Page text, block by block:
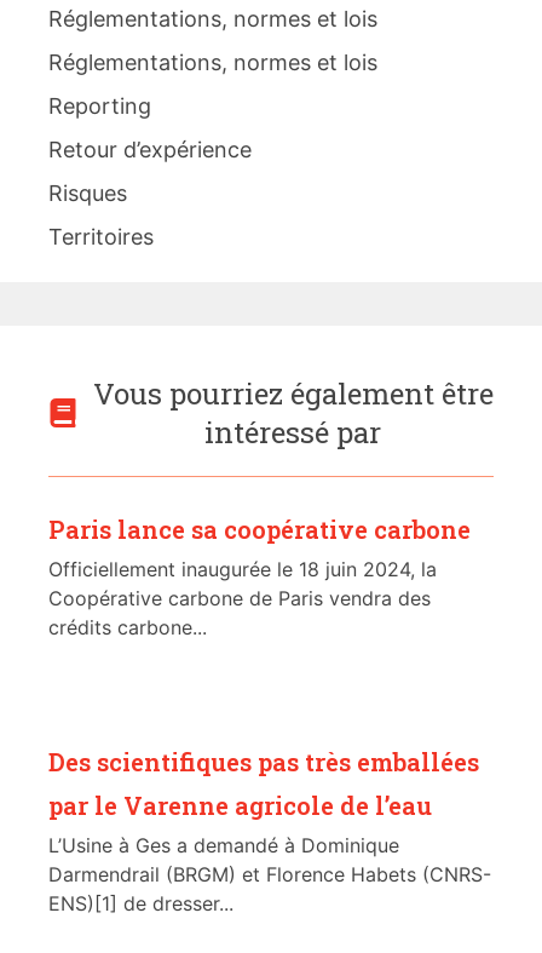
Réglementations, normes et lois
Réglementations, normes et lois
Reporting
Retour d’expérience
Risques
Territoires
Vous pourriez également être
intéressé par
Paris lance sa coopérative carbone
Officiellement inaugurée le 18 juin 2024, la
Coopérative carbone de Paris vendra des
crédits carbone...
Des scientifiques pas très emballées
par le Varenne agricole de l’eau
L’Usine à Ges a demandé à Dominique
Darmendrail (BRGM) et Florence Habets (CNRS-
ENS)[1] de dresser...